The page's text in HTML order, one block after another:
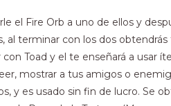
el Fire Orb a uno de ellos y
terminar con los dos
Toad y el te enseñará a usar
mostrar a tus amigos o
y es usado sin fin de lucro. Se